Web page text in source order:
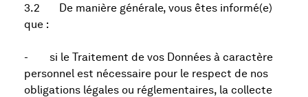
3.2 De manière générale, vous êtes informé(e)
que :
- si le Traitement de vos Données à caractère
personnel est nécessaire pour le respect de nos
obligations légales ou réglementaires, la collecte